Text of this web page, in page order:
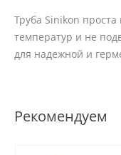
Труба Sinikon проста
температур и не
для надежной и
Рекомендуем